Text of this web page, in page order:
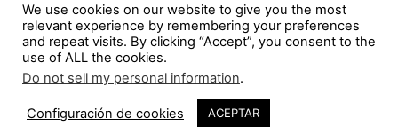
SÍGUENOS
We use cookies on our website to give you the most
relevant experience by remembering your preferences
and repeat visits. By clicking “Accept”, you consent to the
use of ALL the cookies.
Do not sell my personal information.
Configuración de cookies ACEPTAR